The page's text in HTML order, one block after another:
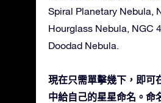
Spiral Planetary Nebula,
Hourglass Nebula, NGC
Doodad Nebula.
現在只需單擊幾下，即可
中給自己的星星命名。命